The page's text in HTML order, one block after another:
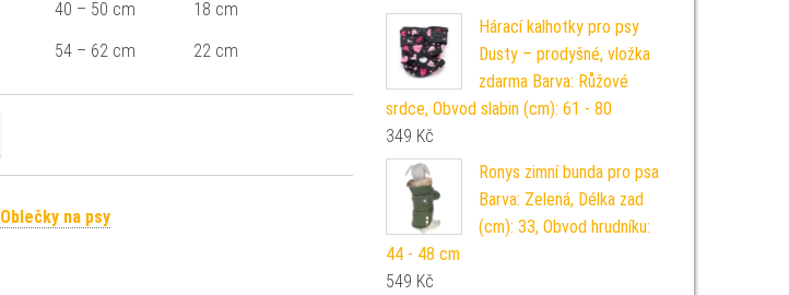
40 – 50 cm
18 cm
54 – 62 cm 22 cm
Oblečky na psy
Hárací kalhotky pro psy
Dusty – prodyšné, vložka
zdarma Barva: Růžové
srdce, Obvod slabin (cm): 61 - 80
349 Kč
Ronys zimní bunda pro psa
Barva: Zelená, Délka zad
(cm): 33, Obvod hrudníku:
44 - 48 cm
549 Kč